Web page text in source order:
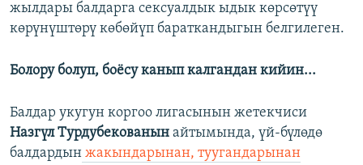
жылдары балдарга сексуалдык ыдык көрсөтүү
көрүнүштөрү көбөйүп бараткандыгын белгилеген.
Болору болуп, боёсу канып калгандан кийин...
Балдар укугун коргоо лигасынын жетекчиси
Назгүл Турдубекованын айтымында, үй-бүлөдө
балдардын жакындарынан, туугандарынан